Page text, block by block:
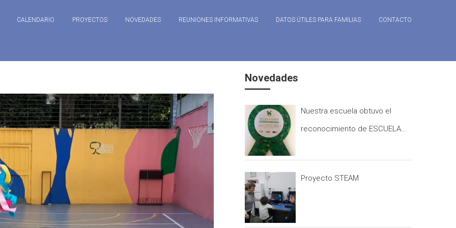
CALENDARIO PROYECTOS NOVEDADES REUNIONES INFORMATIVAS DATOS ÚTILES PARA FAMILIAS CONTACTO
Novedades
Nuestra escuela obtuvo el
reconocimiento de ESCUELA
Proyecto STEAM